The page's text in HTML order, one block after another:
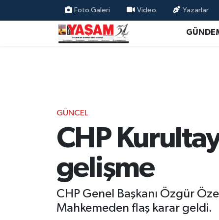
Foto Galeri Video Yazarlar
GÜNCEL
CHP
gelişme
CHP Genel Başkanı Özgür
Mahkemeden flaş karar geldi.